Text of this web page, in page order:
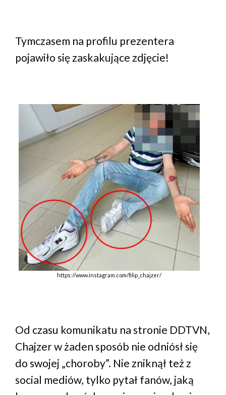
Tymczasem na profilu prezentera
pojawiło się zaskakujące zdjęcie!
https://www.instagram.com/filip_chajzer/
Od czasu komunikatu na stronie DDTVN,
Chajzer w żaden sposób nie odniósł się
do swojej „choroby”. Nie zniknął też z
social mediów, tylko pytał fanów, jaką